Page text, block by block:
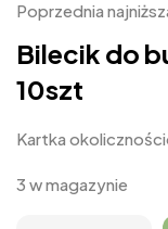
Poprzednia
Bilecik do
10szt
Kartka
3 w magazynie